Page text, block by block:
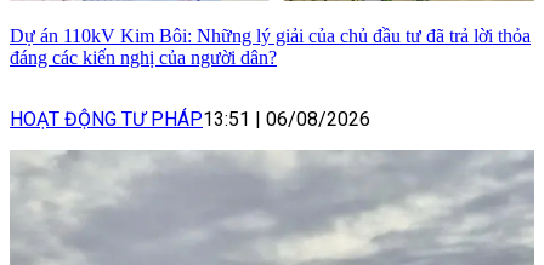
Dự án 110kV Kim Bôi: Những lý giải của chủ đầu tư đã trả lời thỏa
đáng các kiến nghị của người dân?
HOẠT ĐỘNG TƯ PHÁP13:51 06/08/2026